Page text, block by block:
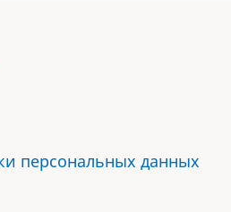
персональных данных